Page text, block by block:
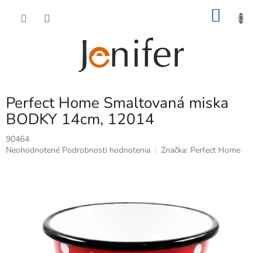
Perfect Home Smaltovaná miska
BODKY 14cm, 12014
90464
Priemerné
hviezdičiek.
Neohodnotené Podrobnosti hodnotenia Značka: Perfect Home